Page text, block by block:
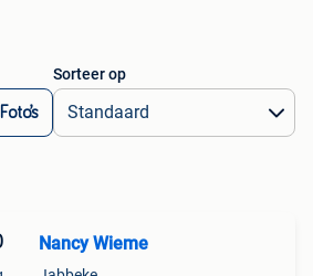
Foto’s
Sorteer op
Nancy Wieme